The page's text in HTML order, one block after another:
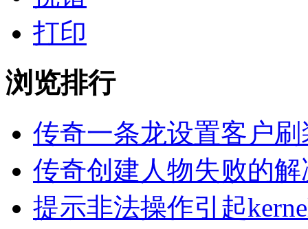
打印
浏览排行
传奇一条龙设置客户
传奇创建人物失败的
提示非法操作引起